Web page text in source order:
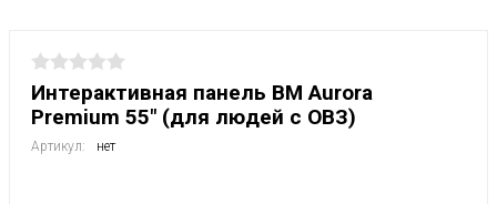
Интерактивная панель BM Aurora
Premium 55" (для людей с ОВЗ)
Артикул: нет